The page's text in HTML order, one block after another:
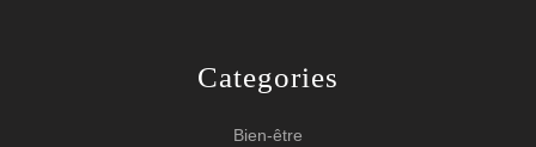
Categories
Bien-être